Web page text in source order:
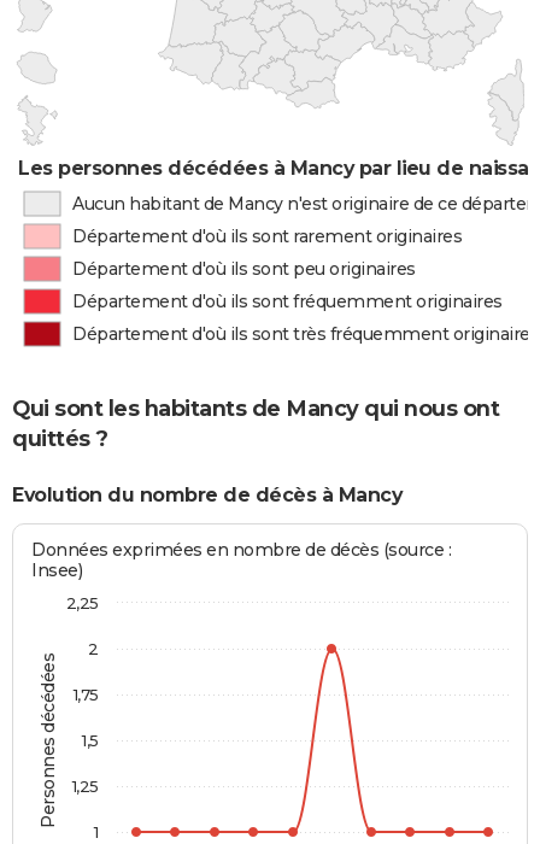
Les personnes décédées à Mancy par lieu de
Aucun habitant de Mancy n'est originaire de ce
Département d'où ils sont rarement originaires
Département d'où ils sont peu originaires
Département d'où ils sont fréquemment originaires
Département d'où ils sont très fréquemment originaires
Qui sont les habitants de Mancy qui nous ont
quittés ?
Evolution du nombre de décès à Mancy
Personnes décédées
Données exprimées en nombre de décès (source :
Insee)
1
1,25
1,5
1,75
2
2,25